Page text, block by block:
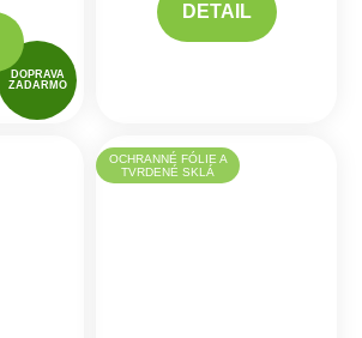
DOPRAVA
ZADARMO
DETAIL
OCHRANNÉ FÓLIE A
TVRDENÉ SKLÁ